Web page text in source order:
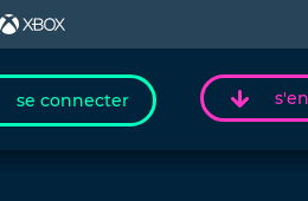
se connecter